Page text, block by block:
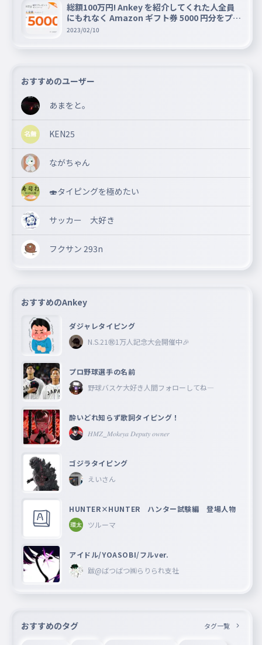
総額100万円! Ankey を紹介してくれた人全員
にもれなく Amazon ギフト券 5000 円分をプレ
ゼントキャンペーン!!
2023/02/10
おすすめのユーザー
あまをと。
KEN25
ながちゃん
🍣タイピングを極めたい
サッカー 大好き
フクサン 293n
おすすめのAnkey
ダジャレタイピング
N.S.21㊗︎1万人記念大会開催中🎉
プロ野球選手の名前
野球バスケ大好き人間フォローしてね―
酔いどれ知らず歌詞タイピング！
𝐻𝑀𝑍_𝑀𝑜𝑘𝑒𝑦𝑎 𝐷𝑒𝑝𝑢𝑡𝑦 𝑜𝑤𝑛𝑒𝑟
ゴジラタイピング
えいさん
HUNTER×HUNTER ハンター試験編 登場人物
ツルーマ
アイドル/YOASOBI/フルver.
跋@ばつばつ㈱らりられ支社
おすすめのタグ タグ一覧